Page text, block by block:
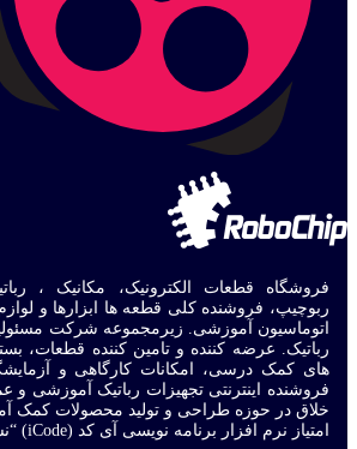
فروشگاه قطعات الکترونیک، مکانیک ،
ربوچیپ، فروشنده کلی قطعه ها ابزارها و
اتوماسیون آموزشی. زیرمجموعه شرکت
رباتیک. عرضه کننده و تامین کننده قطعات،
های کمک درسی، امکانات کارگاهی و
فروشنده اینترنتی تجهیزات رباتیک آموزشی
خلاق در حوزه طراحی و تولید محصولات کمک
امتیاز نرم افزار برنامه نویسی آی کد (iCode) “نشان تجاری ثبت شده”